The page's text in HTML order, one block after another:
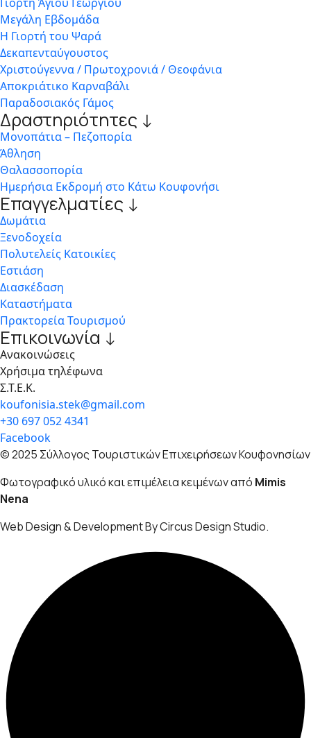
Μεγάλη Εβδομάδα
Η Γιορτή του Ψαρά
Δεκαπενταύγουστος
Χριστούγεννα / Πρωτοχρονιά / Θεοφάνια
Αποκριάτικο Καρναβάλι
Παραδοσιακός Γάμος
Δραστηριότητες ↓
Μονοπάτια – Πεζοπορία
Άθληση
Θαλασσοπορία
Ημερήσια Εκδρομή στο Κάτω Κουφονήσι
Επαγγελματίες ↓
Δωμάτια
Ξενοδοχεία
Πολυτελείς Κατοικίες
Εστιάση
Διασκέδαση
Καταστήματα
Πρακτορεία Τουρισμού
Επικοινωνία ↓
Ανακοινώσεις
Χρήσιμα τηλέφωνα
Σ.Τ.Ε.Κ.
koufonisia.stek@gmail.com
+30 697 052 4341
Facebook
© 2025 Σύλλογος Τουριστικών Επιχειρήσεων Κουφονησίων
Φωτογραφικό υλικό και επιμέλεια κειμένων από Mimis
Nena
Web Design & Development By Circus Design Studio.